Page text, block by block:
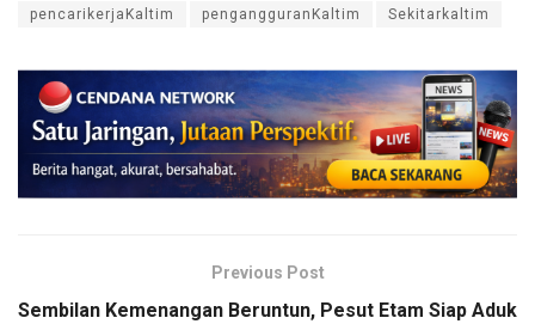
pencarikerjaKaltim pengangguranKaltim Sekitarkaltim
Previous Post
Sembilan Kemenangan Beruntun, Pesut Etam Siap Aduk